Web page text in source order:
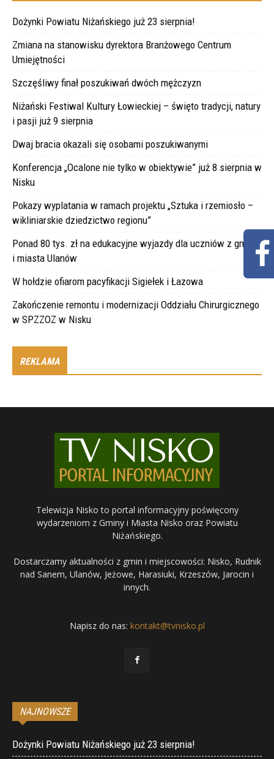
Dożynki Powiatu Niżańskiego już 23 sierpnia!
Zmiana na stanowisku dyrektora Branżowego Centrum
Umiejętności
Szczęśliwy finał poszukiwań dwóch mężczyzn
Niżański Festiwal Kultury Łowieckiej – święto tradycji, natury
i pasji już 9 sierpnia
Dwaj bracia okazali się osobami poszukiwanymi
Konferencja „Ocalone nie tylko w obiektywie” już 8 sierpnia w
Nisku
Pokazy wyplatania w ramach projektu „Sztuka i rzemiosło –
wikliniarskie dziedzictwo regionu”
Ponad 80 tys. zł na edukacyjne wyjazdy dla uczniów z gminy
i miasta Ulanów
W hołdzie ofiarom pacyfikacji Sigiełek i Łazowa
Zakończenie remontu i modernizacji Oddziału Chirurgicznego
w SPZZOZ w Nisku
REKLAMA
Telewizja Nisko to portal informacyjny poświęcony
wydarzeniom z Gminy i Miasta Nisko oraz Powiatu
Niżańskiego.
Dostarczamy aktualności z gmin i miejscowości: Nisko, Rudnik
nad Sanem, Ulanów, Jeżowe, Harasiuki, Krzeszów, Jarocin i
innych.
Napisz do nas: kontakt@tvnisko.pl
NAJNOWSZE
Dożynki Powiatu Niżańskiego już 23 sierpnia!